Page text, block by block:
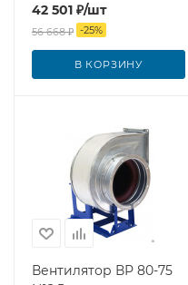
42 501 ₽/шт
56 668₽ -25%
В КОРЗИНУ
Вентилятор ВР 80-75